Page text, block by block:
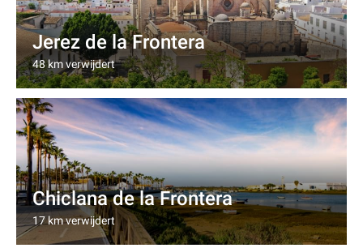
Jerez de la Frontera
48 km verwijdert
Chiclana de la Frontera
17 km verwijdert